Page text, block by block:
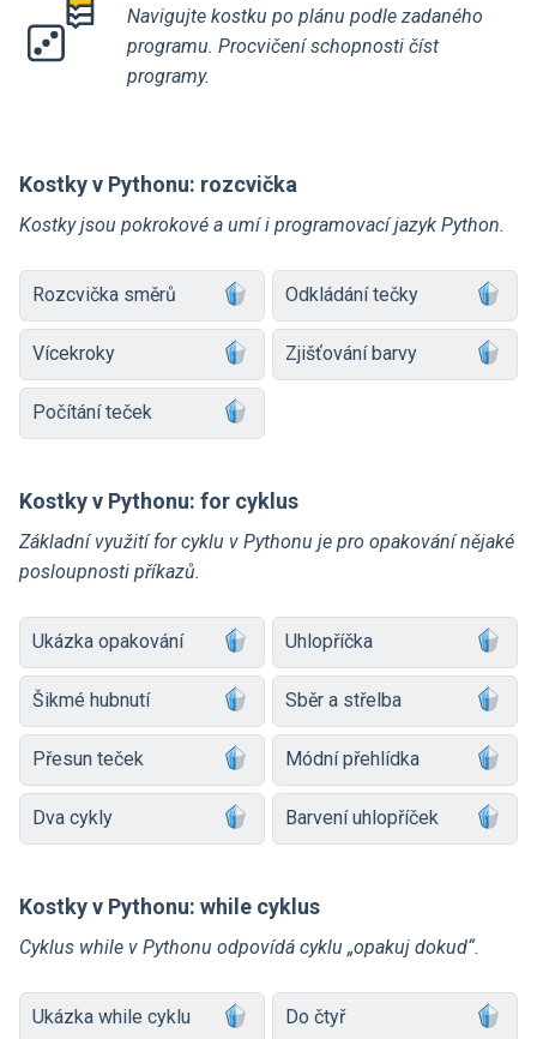
Navigujte kostku po plánu podle zadaného
programu. Procvičení schopnosti číst
programy.
Kostky v Pythonu: rozcvička
Kostky jsou pokrokové a umí i programovací jazyk Python.
Rozcvička směrů Odkládání tečky
Vícekroky Zjišťování barvy
Počítání teček
Kostky v Pythonu: for cyklus
Základní využití for cyklu v Pythonu je pro opakování nějaké
posloupnosti příkazů.
Ukázka opakování Uhlopříčka
Šikmé hubnutí Sběr a střelba
Přesun teček Módní přehlídka
Dva cykly Barvení uhlopříček
Kostky v Pythonu: while cyklus
Cyklus while v Pythonu odpovídá cyklu „opakuj dokud“.
Ukázka while cyklu Do čtyř